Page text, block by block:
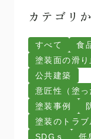
カテゴリ
すべて 食
塗装面の滑り
公共建築
意匠性（塗っ
塗装事例
塗装のトラブ
SDGｓ
低